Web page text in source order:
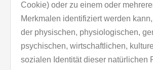
Cookie) oder zu einem oder
Merkmalen identifiziert werden
der physischen, physiologischen,
psychischen, wirtschaftlichen,
sozialen Identität dieser natürlichen